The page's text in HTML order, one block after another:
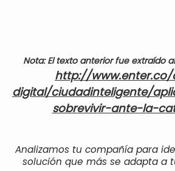
Nota: El texto anterior fue extraído
http://
digital/ciudadinteligente/
sobrevivir-ante-la-
Analizamos tu compañía para
solución que más se adapta a